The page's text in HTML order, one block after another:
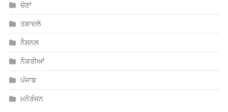
ਚੋਣਾਂ
ਤਬਾਦਲੇ
ਨੈਸ਼ਨਲ
ਨੌਕਰੀਆਂ
ਪੰਜਾਬ
ਮਨੋਰੰਜਨ